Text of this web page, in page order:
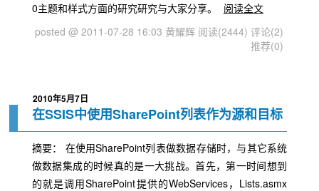
0主题和样式方面的研究研究与大家分享。
阅读全文
posted @ 2011-07-28 16:03 黄耀辉 阅读(2444) 评论(2)
推荐(0)
2010年5月7日
在SSIS中使用SharePoint列表作为源和目标
摘要： 在使用SharePoint列表做数据存储时，与其它系统
做数据集成的时候真的是一大挑战。首先，第一时间想到
的就是调用SharePoint提供的WebServices，Lists.asmx